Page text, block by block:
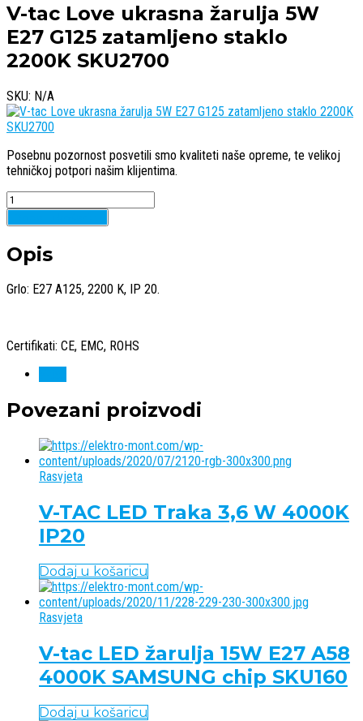
V-tac Love ukrasna žarulja 5W
E27 G125 zatamljeno staklo
2200K SKU2700
SKU: N/A
Posebnu pozornost posvetili smo kvaliteti naše opreme, te velikoj
tehničkoj potpori našim klijentima.
Quantity
Opis
Grlo: E27 A125, 2200 K, IP 20.
Certifikati: CE, EMC, ROHS
Povezani proizvodi
Rasvjeta
V-TAC LED Traka 3,6 W 4000K
IP20
Dodaj u košaricu
Rasvjeta
V-tac LED žarulja 15W E27 A58
4000K SAMSUNG chip SKU160
Dodaj u košaricu